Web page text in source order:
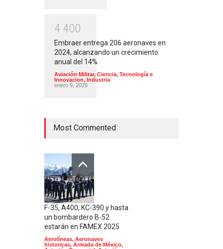
4 400
Embraer entrega 206 aeronaves en
2024, alcanzando un crecimiento
anual del 14%
Aviación Militar, Ciencia, Tecnología e
Innovacion, Industria
enero 9, 2025
Most Commented
F-35, A400, KC-390 y hasta
un bombardero B-52
estarán en FAMEX 2025
Aerolíneas, Aeronaves
historicas, Armada de México,